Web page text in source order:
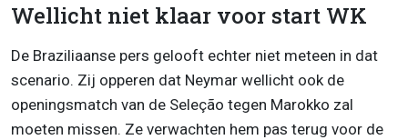
Wellicht niet klaar voor start WK
De Braziliaanse pers gelooft echter niet meteen in dat
scenario. Zij opperen dat Neymar wellicht ook de
openingsmatch van de Seleção tegen Marokko zal
moeten missen. Ze verwachten hem pas terug voor de